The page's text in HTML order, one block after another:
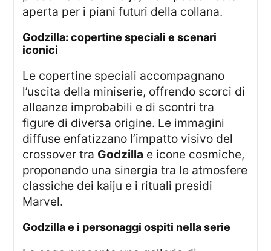
aperta per i piani futuri della collana.
godzilla: copertine speciali e scenari
iconici
Le copertine speciali accompagnano
l’uscita della miniserie, offrendo scorci di
alleanze improbabili e di scontri tra
figure di diversa origine. Le immagini
diffuse enfatizzano l’impatto visivo del
crossover tra Godzilla e icone cosmiche,
proponendo una sinergia tra le atmosfere
classiche dei kaiju e i rituali presidi
Marvel.
godzilla e i personaggi ospiti nella serie